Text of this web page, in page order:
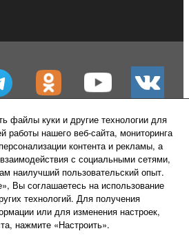
файлы куки и другие технологии для
работы нашего веб-сайта, мониторинга
контента и рекламы, а
с социальными сетями,
наилучший пользовательский опыт.
Вы соглашаетесь на использование
технологий. Для получения
или для изменения настроек,
нажмите «Настроить».
с намиУсловия использования
конфиденциальности
в отношении файлов куки